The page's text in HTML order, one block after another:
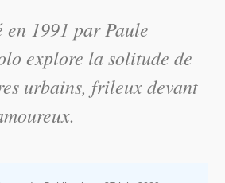
en 1991 par Paule
explore la solitude de
urbains, frileux devant